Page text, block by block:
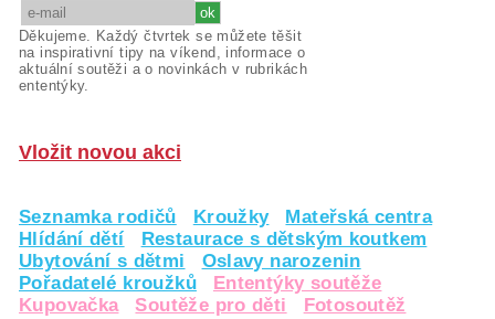
Děkujeme. Každý čtvrtek se můžete těšit
na inspirativní tipy na víkend, informace o
aktuální soutěži a o novinkách v rubrikách
ententýky.
Vložit novou akci
Seznamka rodičů Kroužky
Mateřská centra
Hlídání dětí
Restaurace s dětským koutkem
Ubytování s dětmi
Oslavy narozenin
Pořadatelé kroužků
Ententýky soutěže
Kupovačka
Soutěže pro děti
Fotosoutěž